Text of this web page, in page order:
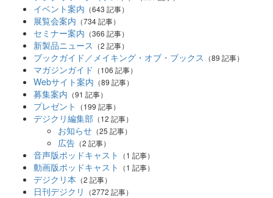
イベント案内 （643 記事）
展覧会案内 （734 記事）
セミナー案内 （366 記事）
新製品ニュース （2 記事）
ブックガイド／メイキング・オブ・ブックス （89 記事）
マガジンガイド （106 記事）
Webサイト案内 （89 記事）
募集案内 （91 記事）
プレゼント （199 記事）
デジクリ編集部 （12 記事）
お知らせ （25 記事）
広告 （2 記事）
音声版ポッドキャスト （1 記事）
動画版ポッドキャスト （1 記事）
デジクリ本 （2 記事）
日刊デジクリ （2772 記事）